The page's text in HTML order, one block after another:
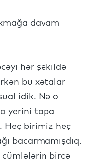
davam
hər şəkildə
bu xətalar
idik. Nə o
yerini tapa
Heç birimiz heç
bacarmamışdıq.
cümlələrin bircə